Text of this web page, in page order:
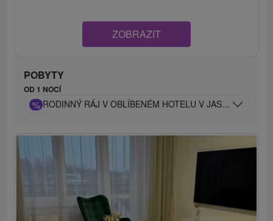
ZOBRAZIT
POBYTY
OD 1 NOCÍ
% RODINNÝ RÁJ V OBLÍBENÉM HOTELU V JASNÉ: